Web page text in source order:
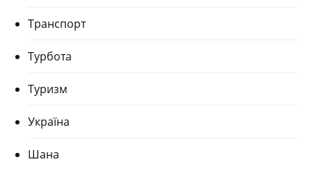
Транспорт
Турбота
Туризм
Україна
Шана